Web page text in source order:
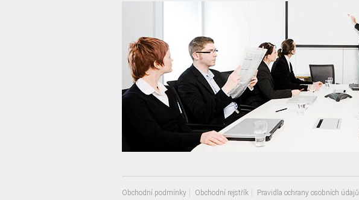
Obchodní podmínky Obchodní rejstřík Pravidla ochrany osobních údajů